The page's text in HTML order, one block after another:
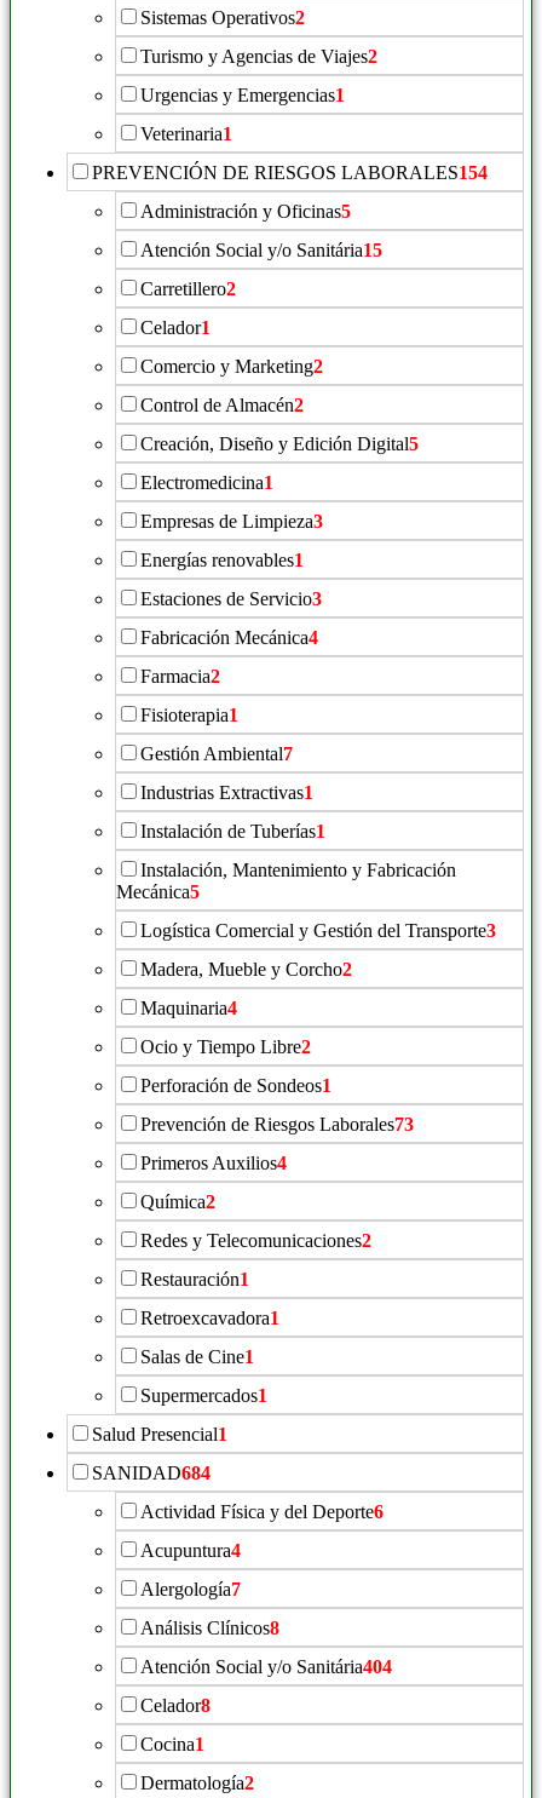
Sistemas Operativos2
Turismo y Agencias de Viajes2
Urgencias y Emergencias1
Veterinaria1
PREVENCIÓN DE RIESGOS LABORALES154
Administración y Oficinas5
Atención Social y/o Sanitária15
Carretillero2
Celador1
Comercio y Marketing2
Control de Almacén2
Creación, Diseño y Edición Digital5
Electromedicina1
Empresas de Limpieza3
Energías renovables1
Estaciones de Servicio3
Fabricación Mecánica4
Farmacia2
Fisioterapia1
Gestión Ambiental7
Industrias Extractivas1
Instalación de Tuberías1
Instalación, Mantenimiento y Fabricación
Mecánica5
Logística Comercial y Gestión del Transporte3
Madera, Mueble y Corcho2
Maquinaria4
Ocio y Tiempo Libre2
Perforación de Sondeos1
Prevención de Riesgos Laborales73
Primeros Auxilios4
Química2
Redes y Telecomunicaciones2
Restauración1
Retroexcavadora1
Salas de Cine1
Supermercados1
Salud Presencial1
SANIDAD684
Actividad Física y del Deporte6
Acupuntura4
Alergología7
Análisis Clínicos8
Atención Social y/o Sanitária404
Celador8
Cocina1
Dermatología2